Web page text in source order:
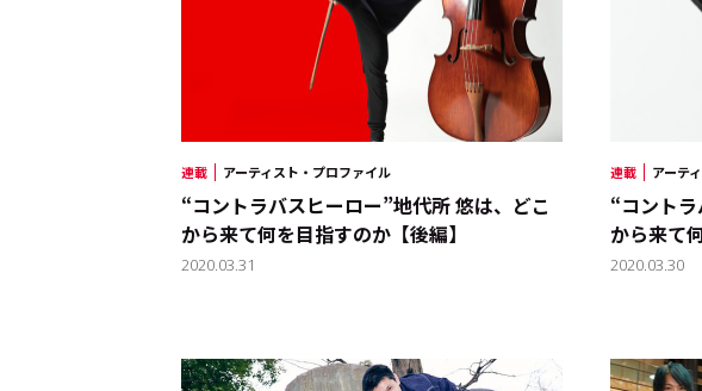
連載 アーティスト・プロファイル
“コントラバスヒーロー”地代所 悠は、どこ
から来て何を目指すのか【後編】
2020.03.31
連載 アーテ
“コント
から来て
2020.03.30